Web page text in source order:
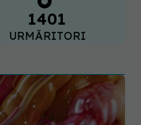
1401
URMĂRITORI